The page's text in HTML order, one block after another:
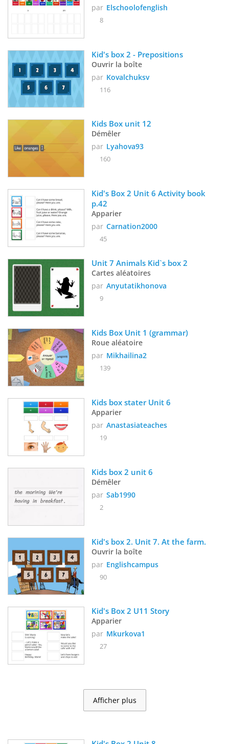
par Elschoolofenglish
8
Ouvrir la boîte
par Kovalchuksv
116
Kids Box unit 12
Démêler
par Lyahova93
160
Kid's Box 2 Unit 6 Activity book
p.42
Apparier
par Carnation2000
45
Unit 7 Animals Kid`s box 2
Cartes aléatoires
par Anyutatikhonova
9
Kids Box Unit 1 (grammar)
Roue aléatoire
par Mikhailina2
139
Apparier
par Anastasiateaches
19
Kids box 2 unit 6
Démêler
par Sab1990
2
Kid's box 2. Unit 7. At the farm.
Ouvrir la boîte
par Englishcampus
90
Kid's Box 2 U11 Story
Apparier
par Mkurkova1
27
Afficher plus